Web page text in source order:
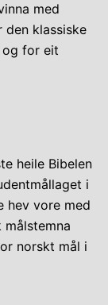
med
klassiske
og for eit
heile Bibelen
i
hev vore med
norskt mål i